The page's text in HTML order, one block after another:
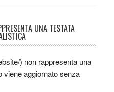
UNA TESTATA
) non rappresenta una
viene aggiornato senza